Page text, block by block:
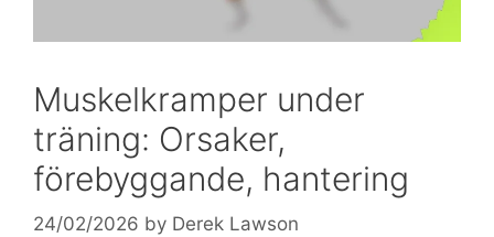
Muskelkramper under
träning: Orsaker,
förebyggande, hantering
24/02/2026 by Derek Lawson